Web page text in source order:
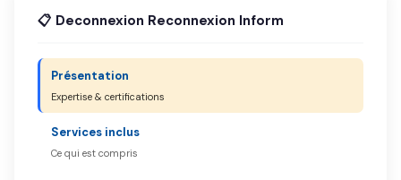
📋 Deconnexion Reconnexion Inform
Présentation
Expertise & certifications
Services inclus
Ce qui est compris